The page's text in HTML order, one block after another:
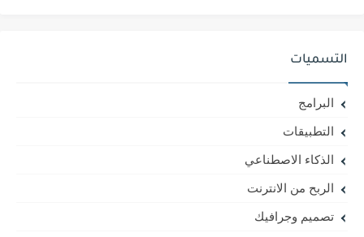
التسميات
البرامج
التطبيقات
الذكاء الاصطناعي
الربح من الانترنت
تصميم وجرافيك